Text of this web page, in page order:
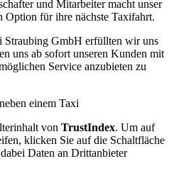
und Mitarbeiter macht unser
Option für ihre nächste Taxifahrt.
Straubing GmbH erfüllten wir uns
uns ab sofort unseren Kunden mit
Service anzubieten zu
von TrustIndex. Um auf
klicken Sie auf die Schaltfläche
Daten an Drittanbieter